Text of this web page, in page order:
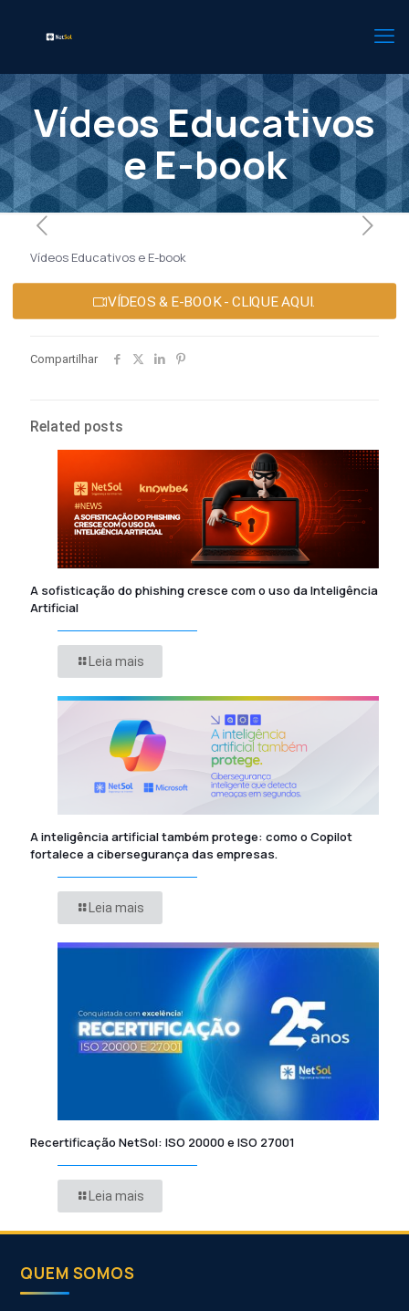
Vídeos Educativos
e E-book
Vídeos Educativos e E-book
VÍDEOS & E-BOOK - CLIQUE AQUI.
Compartilhar
Related posts
A sofisticação do phishing cresce com o uso da Inteligência
Artificial
Leia mais
A inteligência artificial também protege: como o Copilot
fortalece a cibersegurança das empresas.
Leia mais
Recertificação NetSol: ISO 20000 e ISO 27001
Leia mais
QUEM SOMOS